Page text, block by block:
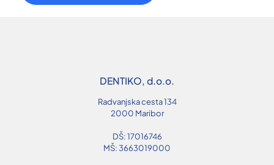
DENTIKO, d.o.o.
Radvanjska cesta 134
2000 Maribor
DŠ: 17016746
MŠ: 3663019000